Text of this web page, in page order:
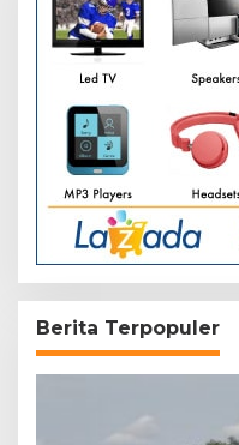
Berita Terpopuler